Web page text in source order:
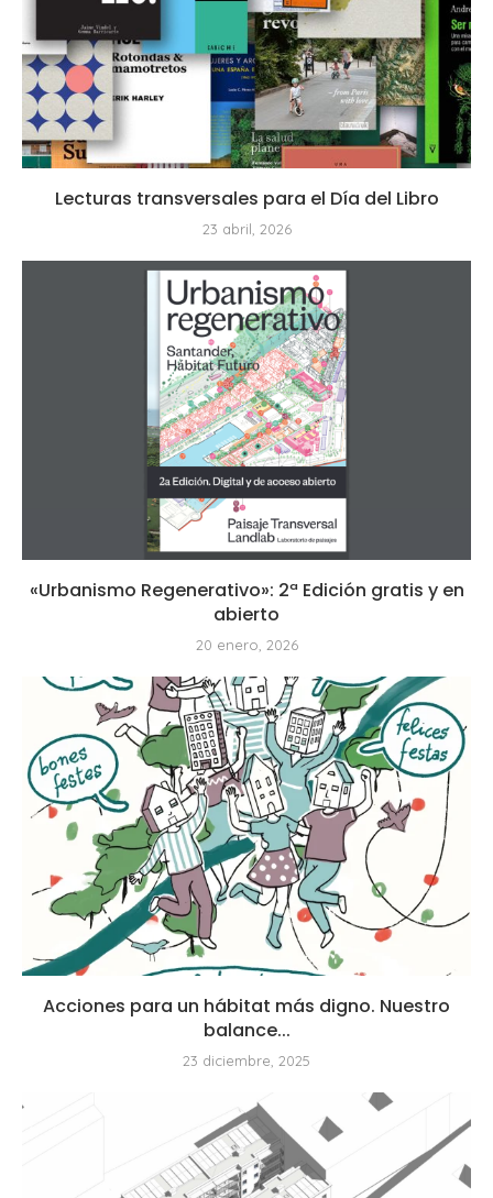
Lecturas transversales para el Día del Libro
23 abril, 2026
«Urbanismo Regenerativo»: 2ª Edición gratis y en
abierto
20 enero, 2026
Acciones para un hábitat más digno. Nuestro
balance...
23 diciembre, 2025